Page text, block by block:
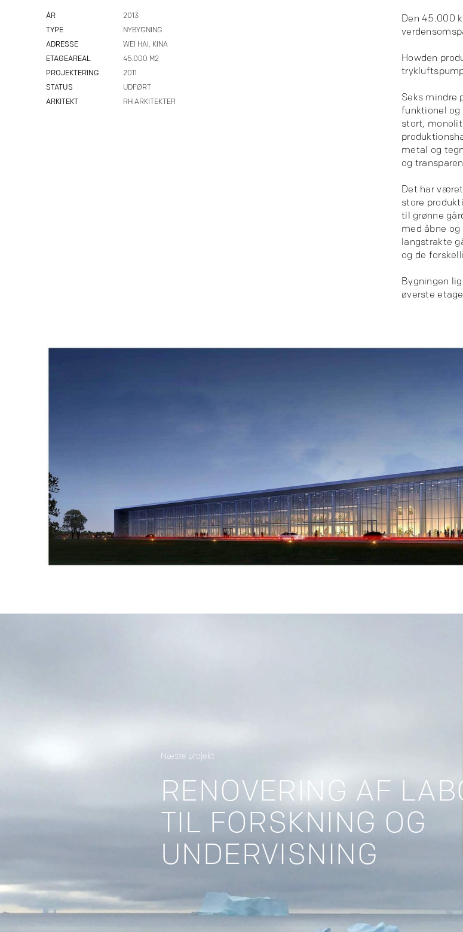
ÅR
2013
TYPE
NYBYGNING
ADRESSE
WEI HAI, KINA
ETAGEAREAL
45.000 M2
PROJEKTERING
2011
STATUS
UDFØRT
ARKITEKT
RH ARKITEKTER
Den 45.000
Howden
Seks mindre
funktionel og
stort,
metal og
og
Det har
store
til grønne
med åbne
langstrakte
og de
Bygningen
øverste
Næste projekt
RENOVERING AF
TIL FORSKNING OG
UNDERVISNING